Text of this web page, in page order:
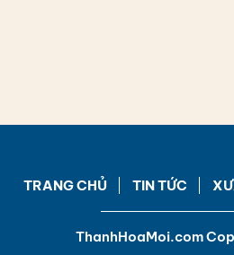
TRANG CHỦ TIN TỨC
ThanhHoaMoi.com